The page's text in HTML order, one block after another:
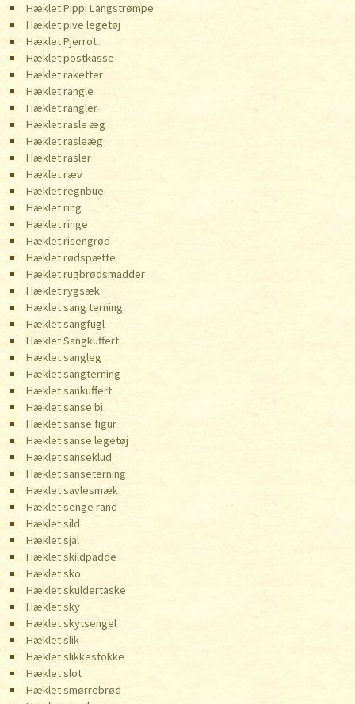
Hæklet Pippi Langstrømpe
Hæklet pive legetøj
Hæklet Pjerrot
Hæklet postkasse
Hæklet raketter
Hæklet rangle
Hæklet rangler
Hæklet rasle æg
Hæklet rasleæg
Hæklet rasler
Hæklet ræv
Hæklet regnbue
Hæklet ring
Hæklet ringe
Hæklet risengrød
Hæklet rødspætte
Hæklet rugbrødsmadder
Hæklet rygsæk
Hæklet sang terning
Hæklet sangfugl
Hæklet Sangkuffert
Hæklet sangleg
Hæklet sangterning
Hæklet sankuffert
Hæklet sanse bi
Hæklet sanse figur
Hæklet sanse legetøj
Hæklet sanseklud
Hæklet sanseterning
Hæklet savlesmæk
Hæklet senge rand
Hæklet sild
Hæklet sjal
Hæklet skildpadde
Hæklet sko
Hæklet skuldertaske
Hæklet sky
Hæklet skytsengel
Hæklet slik
Hæklet slikkestokke
Hæklet slot
Hæklet smørrebrød